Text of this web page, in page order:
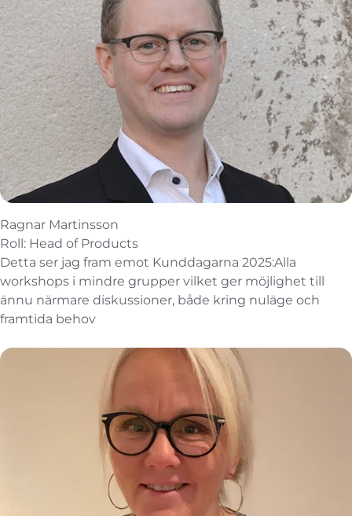
Ragnar Martinsson
Roll: Head of Products
Detta ser jag fram emot Kunddagarna 2025:Alla
workshops i mindre grupper vilket ger möjlighet till
ännu närmare diskussioner, både kring nuläge och
framtida behov